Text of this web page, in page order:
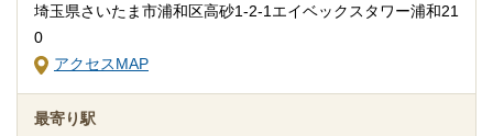
ることなくデザイン性の高い生花祭壇の製作も可能です。
埼玉県さいたま市浦和区高砂1-2-1エイベックスタワー浦和21
0
アクセスMAP
最寄り駅